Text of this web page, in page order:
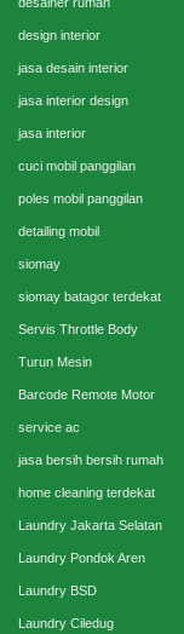
design interior
jasa desain interior
jasa interior design
jasa interior
cuci mobil panggilan
poles mobil panggilan
detailing mobil
siomay
siomay batagor terdekat
Servis Throttle Body
Turun Mesin
Barcode Remote Motor
service ac
jasa bersih bersih rumah
home cleaning terdekat
Laundry Jakarta Selatan
Laundry Pondok Aren
Laundry BSD
Laundry Ciledug